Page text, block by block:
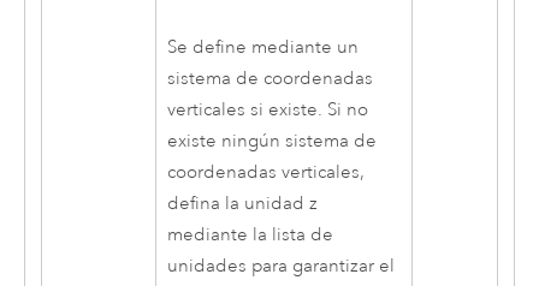
Se define mediante un
sistema de coordenadas
verticales si existe. Si no
existe ningún sistema de
coordenadas verticales,
defina la unidad z
mediante la lista de
unidades para garantizar el